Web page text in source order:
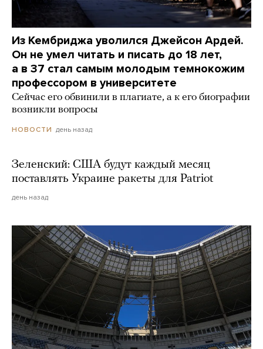
Из Кембриджа уволился Джейсон Ардей.
Он не умел читать и писать до 18 лет,
а в 37 стал самым молодым темнокожим
профессором в университете
Сейчас его обвинили в плагиате, а к его биографии
возникли вопросы
НОВОСТИ день назад
Зеленский: США будут каждый месяц
поставлять Украине ракеты для Patriot
день назад